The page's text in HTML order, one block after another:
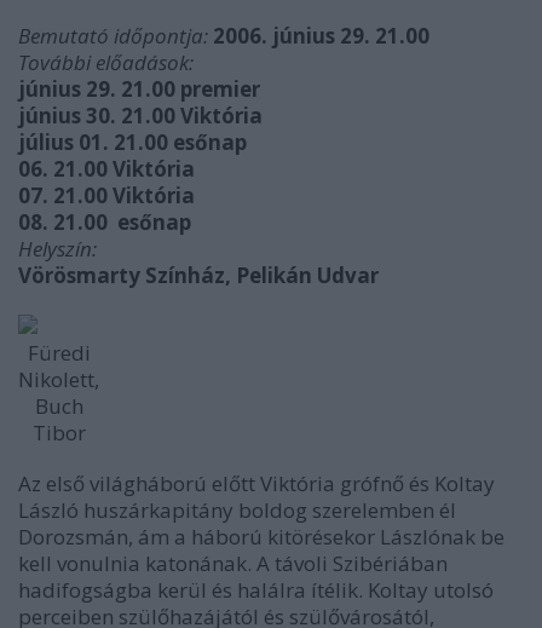
Bemutató időpontja: 2006. június 29. 21.00
További előadások:
június 29. 21.00 premier
június 30. 21.00 Viktória
július 01. 21.00 esőnap
06. 21.00 Viktória
07. 21.00 Viktória
08. 21.00 esőnap
Helyszín:
Vörösmarty Színház, Pelikán Udvar
Füredi
Nikolett,
Buch
Tibor
Az első világháború előtt Viktória grófnő és Koltay
László huszárkapitány boldog szerelemben él
Dorozsmán, ám a háború kitörésekor Lászlónak be
kell vonulnia katonának. A távoli Szibériában
hadifogságba kerül és halálra ítélik. Koltay utolsó
perceiben szülőhazájától és szülővárosától,